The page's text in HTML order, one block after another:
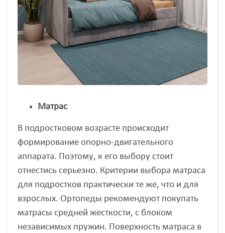
Матрас
В подростковом возрасте происходит
формирование опорно-двигательного
аппарата. Поэтому, к его выбору стоит
отнестись серьезно. Критерии выбора матраса
для подростков практически те же, что и для
взрослых. Ортопеды рекомендуют покупать
матрасы средней жесткости, с блоком
независимых пружин. Поверхность матраса в